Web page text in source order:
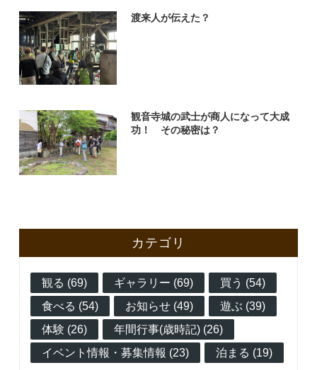
渡来人が伝えた？
観音寺城の武士が商人になって大成
功！ その秘密は？
カテゴリ
観る (69) ギャラリー (69)
買う (54)
食べる (54)
お知らせ (49)
遊ぶ (39)
体験 (26)
年間行事(歳時記) (26)
イベント情報・募集情報 (23)
泊まる (19)